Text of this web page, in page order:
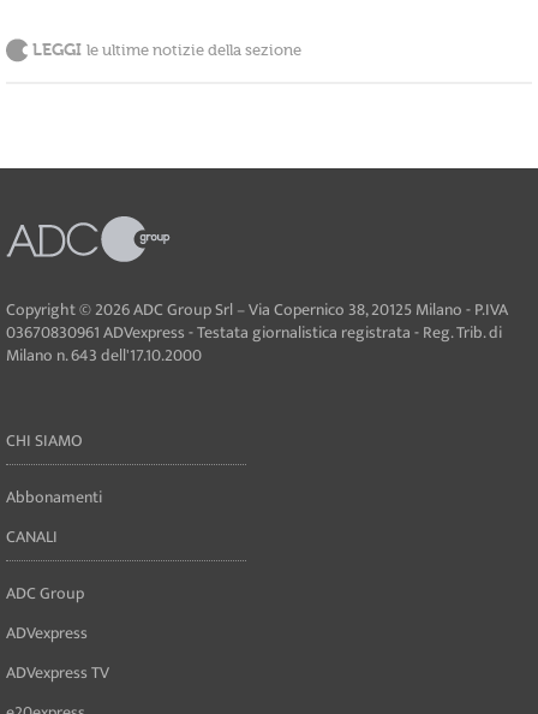
LEGGI le ultime notizie della sezione
Copyright © 2026 ADC Group Srl – Via Copernico 38, 20125 Milano - P.IVA
03670830961 ADVexpress - Testata giornalistica registrata - Reg. Trib. di
Milano n. 643 dell'17.10.2000
CHI SIAMO
Abbonamenti
CANALI
ADC Group
ADVexpress
ADVexpress TV